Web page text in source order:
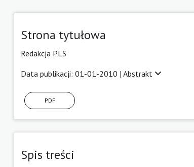
Strona tytułowa
Redakcja PLS
Data publikacji: 01-01-2010 | Abstrakt
PDF
Spis treści